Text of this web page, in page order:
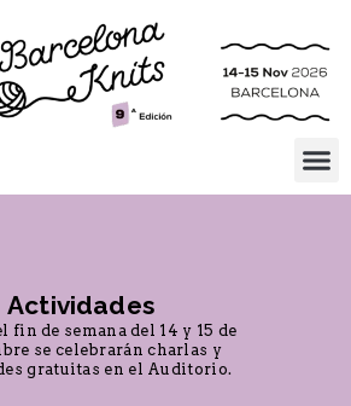
Actividades
fin de semana del 14 y 15 de
se celebrarán charlas y
gratuitas en el Auditorio.